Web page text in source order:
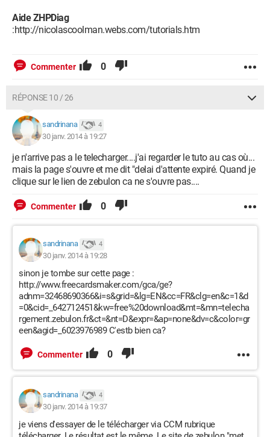
Aide ZHPDiag
:http://nicolascoolman.webs.com/tutorials.htm
Commenter 0
RÉPONSE 10 / 26
sandrinana 4
30 janv. 2014 à 19:27
je n'arrive pas a le telecharger....j'ai regarder le tuto au cas où...
mais la page s'ouvre et me dit "delai d'attente expiré. Quand je
clique sur le lien de zebulon ca ne s'ouvre pas....
Commenter 0
sandrinana 4
30 janv. 2014 à 19:28
sinon je tombe sur cette page :
http://www.freecardsmaker.com/gca/ge?
adnm=32468690366&i=s&grid=&lg=EN&cc=FR&clg=en&c=1&d
=0&cid=_642712451&kw=free%20download&mt=&mn=telecha
rgement.zebulon.fr&ct=&nt=D&expr=&ap=none&dv=c&color=gr
een&agid=_6023976989 C'estb bien ca?
Commenter 0
sandrinana 4
30 janv. 2014 à 19:37
je viens d'essayer de le télécharger via CCM rubrique